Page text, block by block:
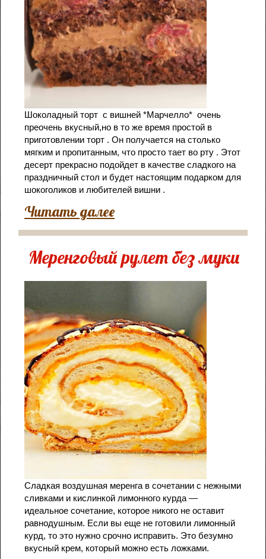
Шоколадный торт с вишней *Марчелло* очень
преочень вкусный,но в то же время простой в
приготовлении торт . Он получается на столько
мягким и пропитанным, что просто тает во рту . Этот
десерт прекрасно подойдет в качестве сладкого на
праздничный стол и будет настоящим подарком для
шокоголиков и любителей вишни .
Читать далее
Меренговый рулет без муки
Cладкая воздушная меренга в сочетании с нежными
сливками и кислинкой лимонного курда —
идеальное сочетание, которое никого не оставит
равнодушным. Если вы еще не готовили лимонный
курд, то это нужно срочно исправить. Это безумно
вкусный крем, который можно есть ложками.